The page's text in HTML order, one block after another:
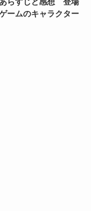
ームのキャラクター